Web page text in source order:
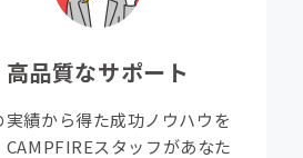
高品質なサポート
実績から得た成功ノウハウを
CAMPFIREスタッフがあなた